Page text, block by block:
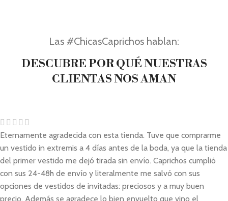
Las #ChicasCaprichos hablan:
DESCUBRE POR QUÉ NUESTRAS
CLIENTAS NOS AMAN
Eternamente agradecida con esta tienda. Tuve que comprarme
un vestido in extremis a 4 días antes de la boda, ya que la tienda
del primer vestido me dejó tirada sin envío. Caprichos cumplió
con sus 24-48h de envío y literalmente me salvó con sus
opciones de vestidos de invitadas: preciosos y a muy buen
precio. Además se agradece lo bien envuelto que vino el